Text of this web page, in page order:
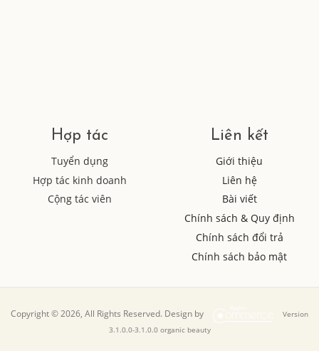
Hợp tác
Tuyển dụng
Hợp tác kinh doanh
Cộng tác viên
Liên kết
Giới thiệu
Liên hệ
Bài viết
Chính sách & Quy định
Chính sách đổi trả
Chính sách bảo mật
Copyright © 2026, All Rights Reserved. Design by
Version
3.1.0.0-3.1.0.0 organic beauty